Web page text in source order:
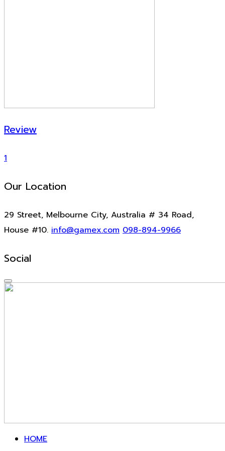
Review
1
Our Location
29 Street, Melbourne City, Australia # 34 Road,
House #10. info@gamex.com 098-894-9966
Social
HOME